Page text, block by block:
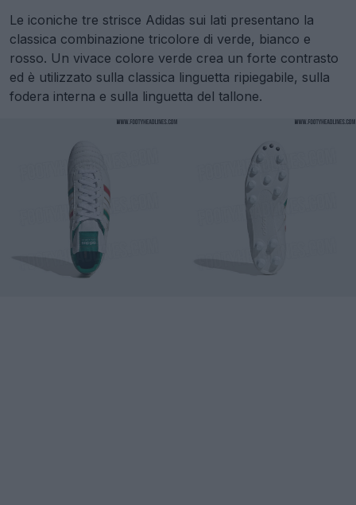
Le iconiche tre strisce Adidas sui lati presentano la
classica combinazione tricolore di verde, bianco e
rosso. Un vivace colore verde crea un forte contrasto
ed è utilizzato sulla classica linguetta ripiegabile, sulla
fodera interna e sulla linguetta del tallone.